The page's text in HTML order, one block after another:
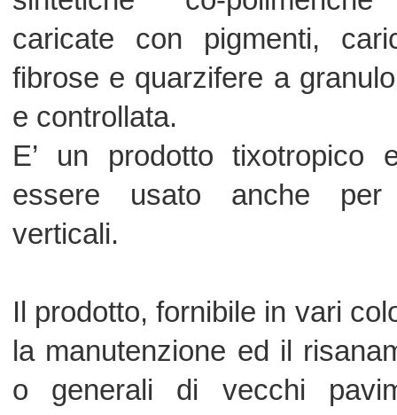
la manutenzione ed il risanamento;
o generali di vecchi pavimenti
intonaco, asfalto, gres,
Per magazzini, officine
per impieghi in edilizia civile anche
Logica spatolato è la base per la
La superficie di applicazione
asciutta. Eventuali precedenti
essere rimossi e spazzolati,